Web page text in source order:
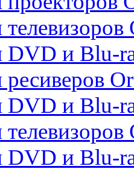
DVD и Blu-
DVD и Blu-
DVD и Blu-